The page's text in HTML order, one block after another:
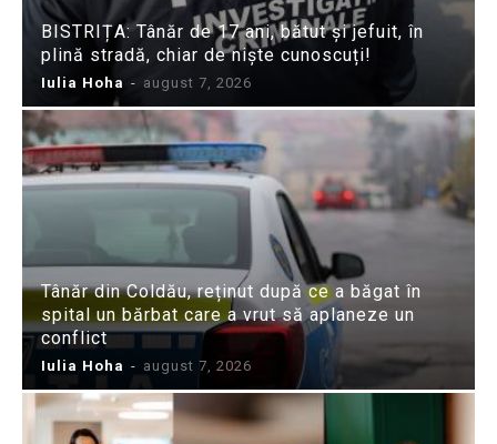
BISTRIȚA: Tânăr de 17 ani, bătut și jefuit, în
plină stradă, chiar de niște cunoscuți!
Iulia Hoha - august 7, 2026
Tânăr din Coldău, reținut după ce a băgat în
spital un bărbat care a vrut să aplaneze un
conflict
Iulia Hoha - august 7, 2026